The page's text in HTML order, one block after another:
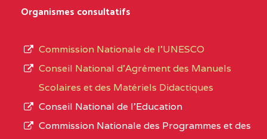
Organismes consultatifs
Commission Nationale de l’UNESCO
Conseil National d’Agrément des Manuels
Scolaires et des Matériels Didactiques
Conseil National de l’Education
Commission Nationale des Programmes et des